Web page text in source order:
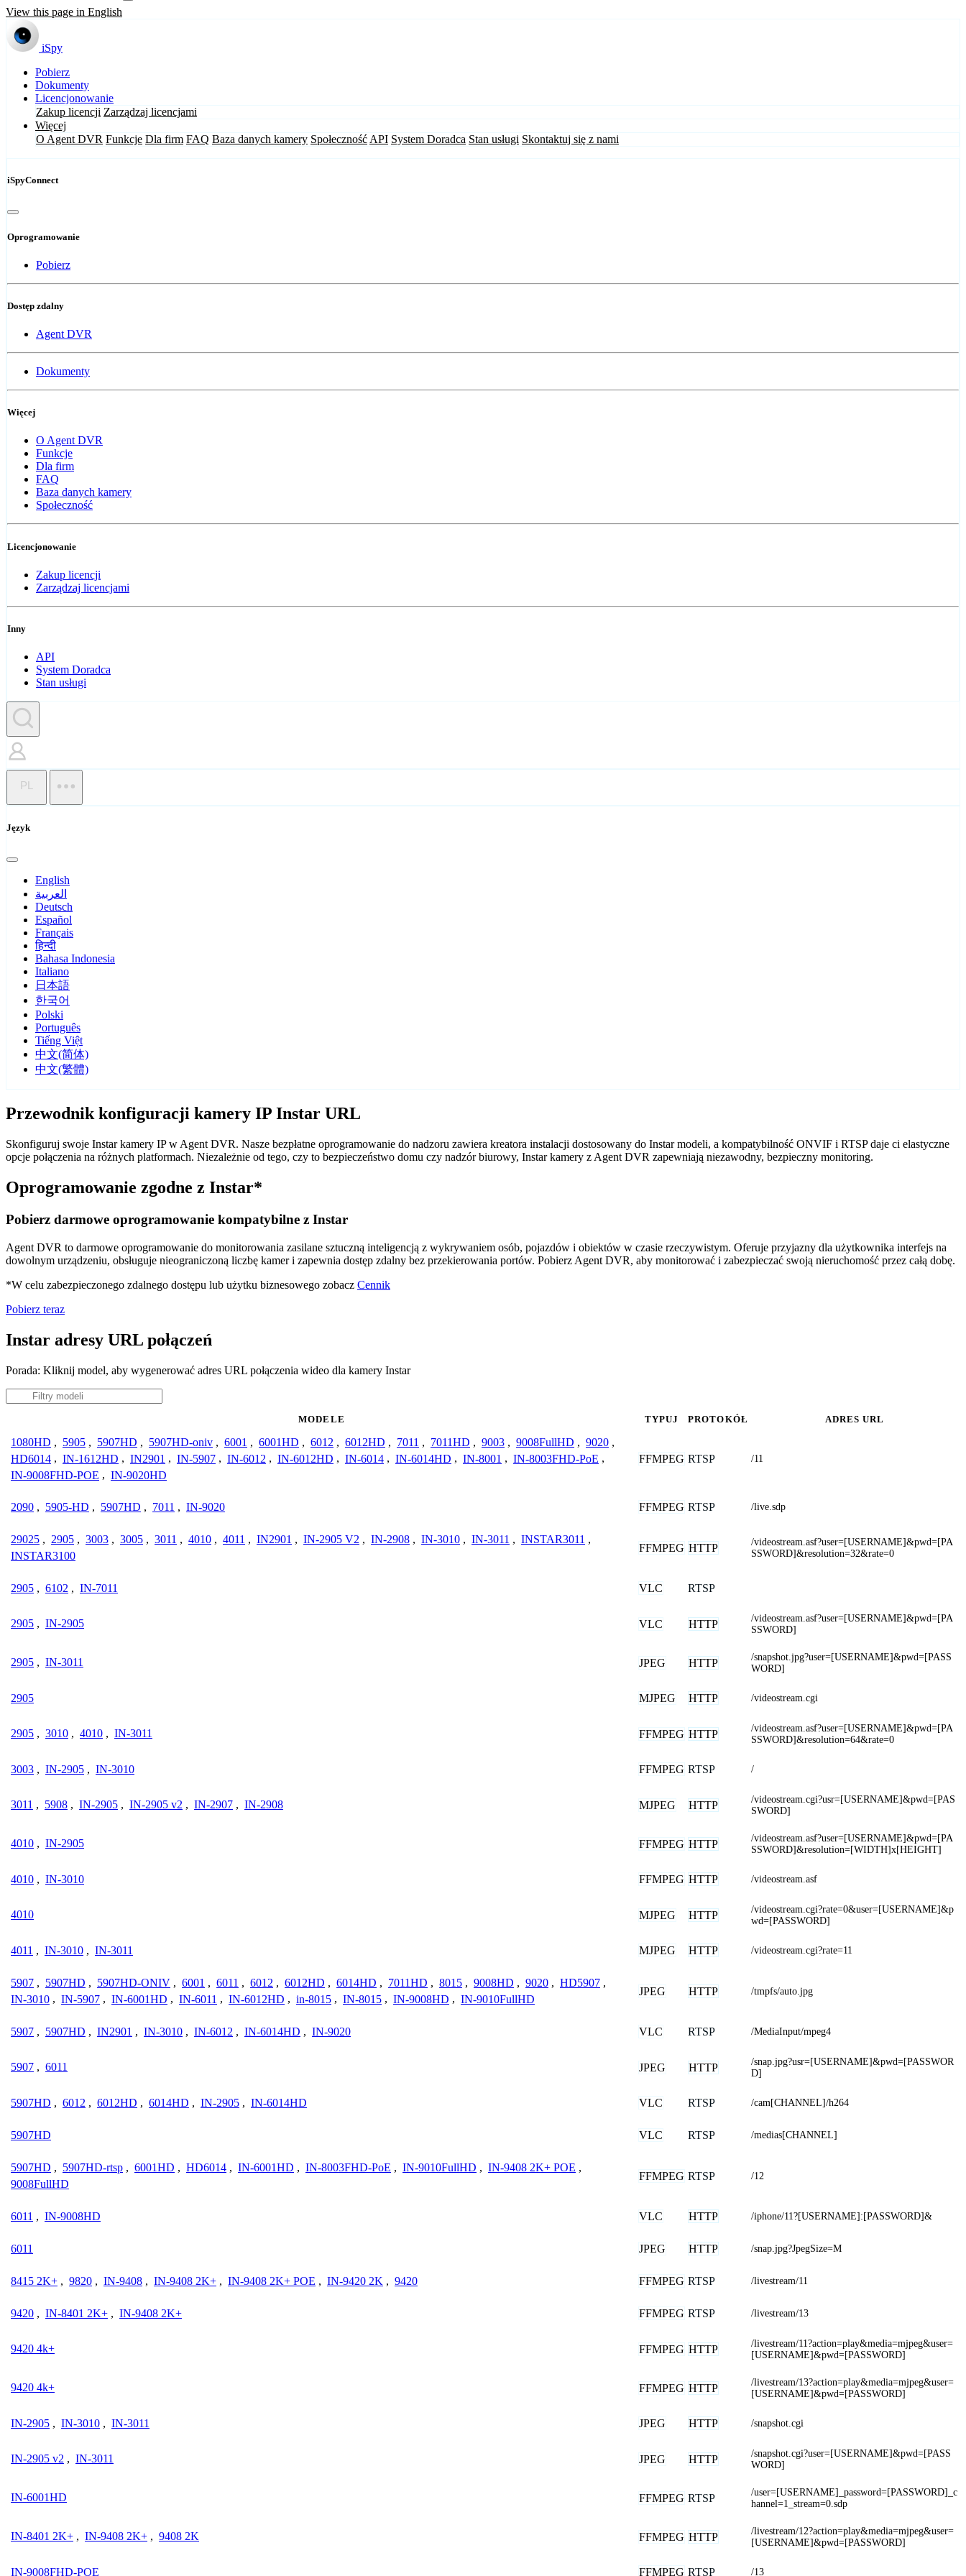
View this page in English
iSpy
Pobierz
Dokumenty
Licencjonowanie
Zakup licencji Zarządzaj licencjami
Więcej
O Agent DVR Funkcje Dla firm FAQ Baza danych kamery Społeczność API System Doradca Stan usługi Skontaktuj się z nami
iSpyConnect
Oprogramowanie
Pobierz
Dostęp zdalny
Agent DVR
Dokumenty
Więcej
O Agent DVR
Funkcje
Dla firm
FAQ
Baza danych kamery
Społeczność
Licencjonowanie
Zakup licencji
Zarządzaj licencjami
Inny
API
System Doradca
Stan usługi
PL
Język
English
العربية
Deutsch
Español
Français
हिन्दी
Bahasa Indonesia
Italiano
日本語
한국어
Polski
Português
Tiếng Việt
中文(简体)
中文(繁體)
Przewodnik konfiguracji kamery IP Instar URL
Skonfiguruj swoje Instar kamery IP w Agent DVR. Nasze bezpłatne oprogramowanie do nadzoru zawiera kreatora instalacji dostosowany do Instar modeli, a kompatybilność ONVIF i RTSP daje ci elastyczne
opcje połączenia na różnych platformach. Niezależnie od tego, czy to bezpieczeństwo domu czy nadzór biurowy, Instar kamery z Agent DVR zapewniają niezawodny, bezpieczny monitoring.
Oprogramowanie zgodne z Instar*
Pobierz darmowe oprogramowanie kompatybilne z Instar
Agent DVR to darmowe oprogramowanie do monitorowania zasilane sztuczną inteligencją z wykrywaniem osób, pojazdów i obiektów w czasie rzeczywistym. Oferuje przyjazny dla użytkownika interfejs na
dowolnym urządzeniu, obsługuje nieograniczoną liczbę kamer i zapewnia dostęp zdalny bez przekierowania portów. Pobierz Agent DVR, aby monitorować i zabezpieczać swoją nieruchomość przez całą dobę.
*W celu zabezpieczonego zdalnego dostępu lub użytku biznesowego zobacz Cennik
Pobierz teraz
Instar adresy URL połączeń
Porada: Kliknij model, aby wygenerować adres URL połączenia wideo dla kamery Instar
MODELE TYPUJ PROTOKÓŁ ADRES URL
1080HD , 5905 , 5907HD , 5907HD-oniv , 6001 , 6001HD , 6012 , 6012HD , 7011 , 7011HD , 9003 , 9008FullHD , 9020 ,
HD6014 , IN-1612HD , IN2901 , IN-5907 , IN-6012 , IN-6012HD , IN-6014 , IN-6014HD , IN-8001 , IN-8003FHD-PoE ,
IN-9008FHD-POE , IN-9020HD
FFMPEG RTSP /11
2090 , 5905-HD , 5907HD , 7011 , IN-9020 FFMPEG RTSP /live.sdp
29025 , 2905 , 3003 , 3005 , 3011 , 4010 , 4011 , IN2901 , IN-2905 V2 , IN-2908 , IN-3010 , IN-3011 , INSTAR3011 ,
INSTAR3100
FFMPEG HTTP
/videostream.asf?user=[USERNAME]&pwd=[PA
SSWORD]&resolution=32&rate=0
2905 , 6102 , IN-7011 VLC RTSP
2905 , IN-2905 VLC HTTP
/videostream.asf?user=[USERNAME]&pwd=[PA
SSWORD]
2905 , IN-3011 JPEG HTTP
/snapshot.jpg?user=[USERNAME]&pwd=[PASS
WORD]
2905 MJPEG HTTP /videostream.cgi
2905 , 3010 , 4010 , IN-3011 FFMPEG HTTP
/videostream.asf?user=[USERNAME]&pwd=[PA
SSWORD]&resolution=64&rate=0
3003 , IN-2905 , IN-3010 FFMPEG RTSP /
3011 , 5908 , IN-2905 , IN-2905 v2 , IN-2907 , IN-2908 MJPEG HTTP
/videostream.cgi?usr=[USERNAME]&pwd=[PAS
SWORD]
4010 , IN-2905 FFMPEG HTTP
/videostream.asf?user=[USERNAME]&pwd=[PA
SSWORD]&resolution=[WIDTH]x[HEIGHT]
4010 , IN-3010 FFMPEG HTTP /videostream.asf
4010 MJPEG HTTP
/videostream.cgi?rate=0&user=[USERNAME]&p
wd=[PASSWORD]
4011 , IN-3010 , IN-3011 MJPEG HTTP /videostream.cgi?rate=11
5907 , 5907HD , 5907HD-ONIV , 6001 , 6011 , 6012 , 6012HD , 6014HD , 7011HD , 8015 , 9008HD , 9020 , HD5907 ,
IN-3010 , IN-5907 , IN-6001HD , IN-6011 , IN-6012HD , in-8015 , IN-8015 , IN-9008HD , IN-9010FullHD
JPEG HTTP /tmpfs/auto.jpg
5907 , 5907HD , IN2901 , IN-3010 , IN-6012 , IN-6014HD , IN-9020 VLC RTSP /MediaInput/mpeg4
5907 , 6011 JPEG HTTP
/snap.jpg?usr=[USERNAME]&pwd=[PASSWOR
D]
5907HD , 6012 , 6012HD , 6014HD , IN-2905 , IN-6014HD VLC RTSP /cam[CHANNEL]/h264
5907HD VLC RTSP /medias[CHANNEL]
5907HD , 5907HD-rtsp , 6001HD , HD6014 , IN-6001HD , IN-8003FHD-PoE , IN-9010FullHD , IN-9408 2K+ POE ,
9008FullHD
FFMPEG RTSP /12
6011 , IN-9008HD VLC HTTP /iphone/11?[USERNAME]:[PASSWORD]&
6011 JPEG HTTP /snap.jpg?JpegSize=M
8415 2K+ , 9820 , IN-9408 , IN-9408 2K+ , IN-9408 2K+ POE , IN-9420 2K , 9420 FFMPEG RTSP /livestream/11
9420 , IN-8401 2K+ , IN-9408 2K+ FFMPEG RTSP /livestream/13
9420 4k+ FFMPEG HTTP
/livestream/11?action=play&media=mjpeg&user=
[USERNAME]&pwd=[PASSWORD]
9420 4k+ FFMPEG HTTP
/livestream/13?action=play&media=mjpeg&user=
[USERNAME]&pwd=[PASSWORD]
IN-2905 , IN-3010 , IN-3011 JPEG HTTP /snapshot.cgi
IN-2905 v2 , IN-3011 JPEG HTTP
/snapshot.cgi?user=[USERNAME]&pwd=[PASS
WORD]
IN-6001HD FFMPEG RTSP
/user=[USERNAME]_password=[PASSWORD]_c
hannel=1_stream=0.sdp
IN-8401 2K+ , IN-9408 2K+ , 9408 2K FFMPEG HTTP
/livestream/12?action=play&media=mjpeg&user=
[USERNAME]&pwd=[PASSWORD]
IN-9008FHD-POE FFMPEG RTSP /13